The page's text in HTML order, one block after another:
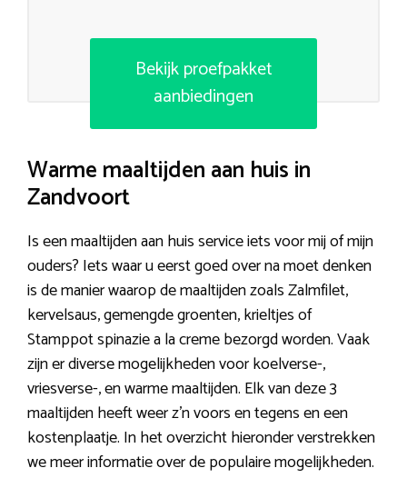
Bekijk proefpakket
aanbiedingen
Warme maaltijden aan huis in
Zandvoort
Is een maaltijden aan huis service iets voor mij of mijn
ouders? Iets waar u eerst goed over na moet denken
is de manier waarop de maaltijden zoals Zalmfilet,
kervelsaus, gemengde groenten, krieltjes of
Stamppot spinazie a la creme bezorgd worden. Vaak
zijn er diverse mogelijkheden voor koelverse-,
vriesverse-, en warme maaltijden. Elk van deze 3
maaltijden heeft weer z’n voors en tegens en een
kostenplaatje. In het overzicht hieronder verstrekken
we meer informatie over de populaire mogelijkheden.